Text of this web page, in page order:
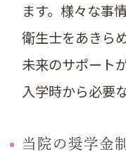
ます。様々な事
衛生士をあきら
未来のサポート
入学時から必要
当院の奨学金